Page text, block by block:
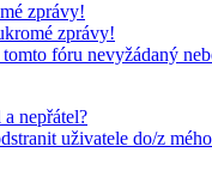
zprávy!
zprávy!
fóru nevyžádaný
nepřátel?
uživatele do/z